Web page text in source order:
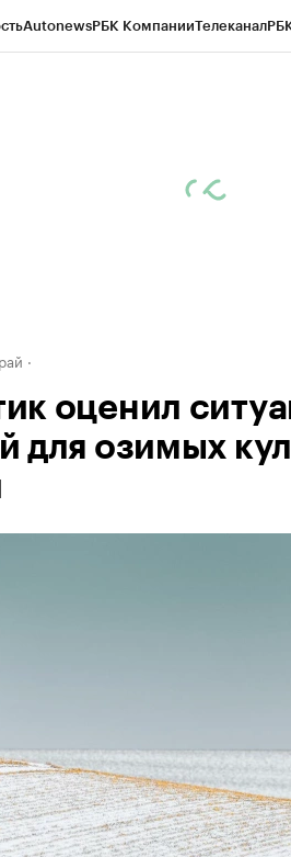
AutonewsРБК КомпанииТелеканал
оценил
для озимых